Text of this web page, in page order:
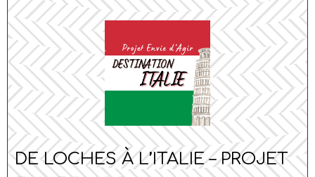
DE LOCHES À L’ITALIE – PROJET